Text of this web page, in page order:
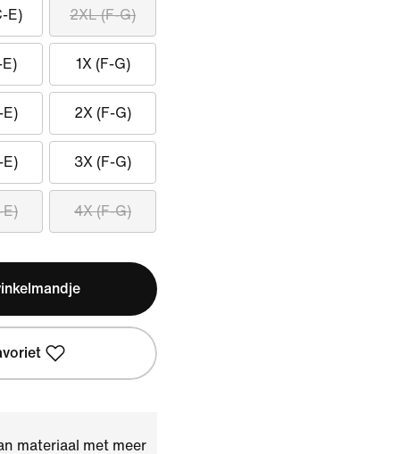
E) 2XL (F-G)
E) 1X (F-G)
E) 2X (F-G)
E) 3X (F-G)
E) 4X (F-G)
materiaal met meer